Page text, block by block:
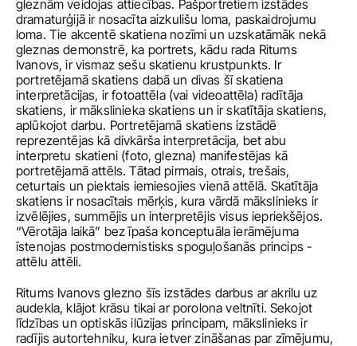
gleznām veidojas attiecības. Pašportretiem izstādes
dramaturģijā ir nosacīta aizkulišu loma, paskaidrojumu
loma. Tie akcentē skatiena nozīmi un uzskatāmāk nekā
gleznas demonstrē, ka portrets, kādu rada Ritums
Ivanovs, ir vismaz sešu skatienu krustpunkts. Ir
portretējamā skatiens dabā un divas šī skatiena
interpretācijas, ir fotoattēla (vai videoattēla) radītāja
skatiens, ir mākslinieka skatiens un ir skatītāja skatiens,
aplūkojot darbu. Portretējamā skatiens izstādē
reprezentējas kā divkārša interpretācija, bet abu
interpretu skatieni (foto, glezna) manifestējas kā
portretējamā attēls. Tātad pirmais, otrais, trešais,
ceturtais un piektais iemiesojies vienā attēlā. Skatītāja
skatiens ir nosacītais mērķis, kura vārdā mākslinieks ir
izvēlējies, summējis un interpretējis visus iepriekšējos.
“Vērotāja laikā” bez īpaša konceptuāla ierāmējuma
īstenojas postmodernistisks spoguļošanās princips -
attēlu attēli.
Ritums Ivanovs glezno šīs izstādes darbus ar akrilu uz
audekla, klājot krāsu tikai ar porolona veltnīti. Sekojot
līdzības un optiskās ilūzijas principam, mākslinieks ir
radījis autortehniku, kura ietver zināšanas par zīmējumu,